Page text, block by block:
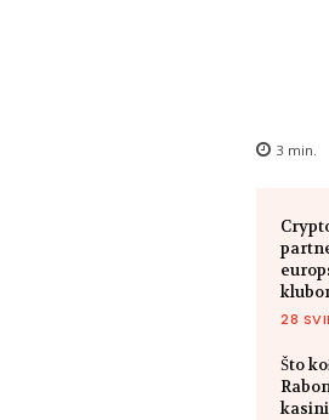
3 min.
28
Što